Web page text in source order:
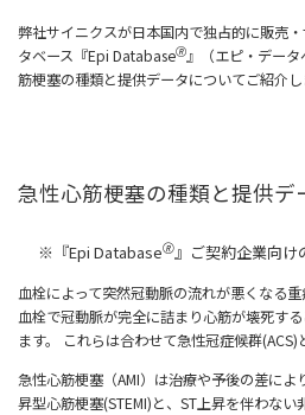
弊社サイニクスが日本国内で独占的に販売
タベース『Epi Database🄬 』（エピ・デー
筋梗塞の種類と提供データについてご紹介し
急性心筋梗塞の種類と提供デ
※『Epi Database🄬 』ご契約企業向
血栓によって突然冠動脈の流れが悪くなる重
血栓で冠動脈が完全に詰まり心筋が壊死す
ます。 これらは合わせて急性冠症候群(ACS)
急性心筋梗塞（AMI）は治療や予後の差によ
昇型心筋梗塞(STEMI)と、ST上昇を伴わない